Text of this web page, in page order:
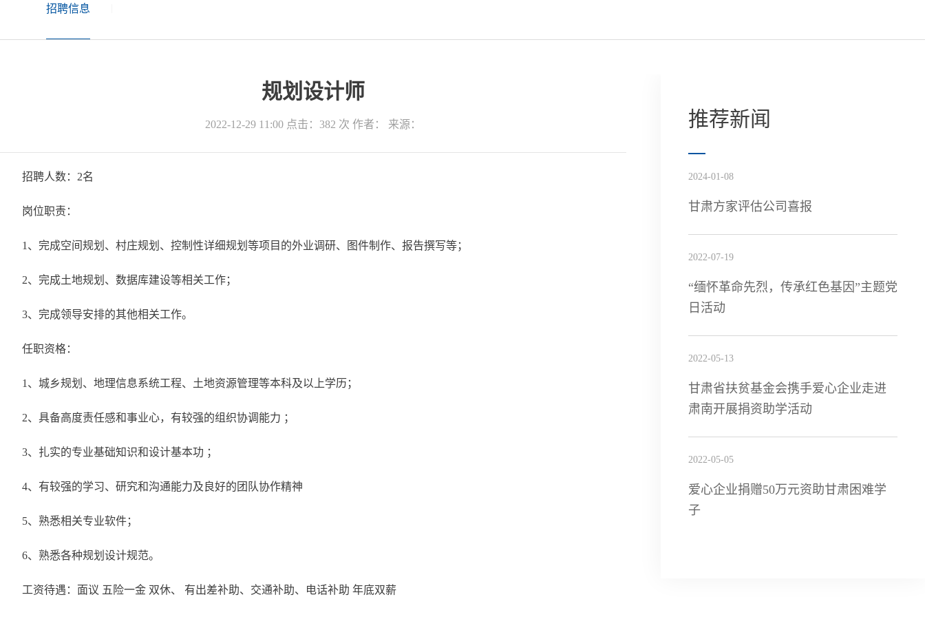
招聘信息
规划设计师
2022-12-29 11:00 点击：382 次 作者： 来源：
招聘人数：2名
岗位职责：
1、完成空间规划、村庄规划、控制性详细规划等项目的外业调研、图件制作、报告撰写等；
2、完成土地规划、数据库建设等相关工作；
3、完成领导安排的其他相关工作。
任职资格：
1、城乡规划、地理信息系统工程、土地资源管理等本科及以上学历；
2、具备高度责任感和事业心，有较强的组织协调能力 ；
3、扎实的专业基础知识和设计基本功 ；
4、有较强的学习、研究和沟通能力及良好的团队协作精神
5、熟悉相关专业软件；
6、熟悉各种规划设计规范。
工资待遇：面议 五险一金 双休、 有出差补助、交通补助、电话补助 年底双薪
推荐新闻
2024-01-08
甘肃方家评估公司喜报
2022-07-19
“缅怀革命先烈，传承红色基因”主题党
日活动
2022-05-13
甘肃省扶贫基金会携手爱心企业走进
肃南开展捐资助学活动
2022-05-05
爱心企业捐赠50万元资助甘肃困难学
子